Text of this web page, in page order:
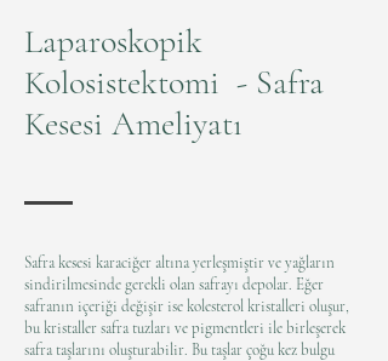
Laparoskopik
Kolosistektomi - Safra
Kesesi Ameliyatı
Safra kesesi karaciğer altına yerleşmiştir ve yağların
sindirilmesinde gerekli olan safrayı depolar. Eğer
safranın içeriği değişir ise kolesterol kristalleri oluşur,
bu kristaller safra tuzları ve pigmentleri ile birleşerek
safra taşlarını oluşturabilir. Bu taşlar çoğu kez bulgu